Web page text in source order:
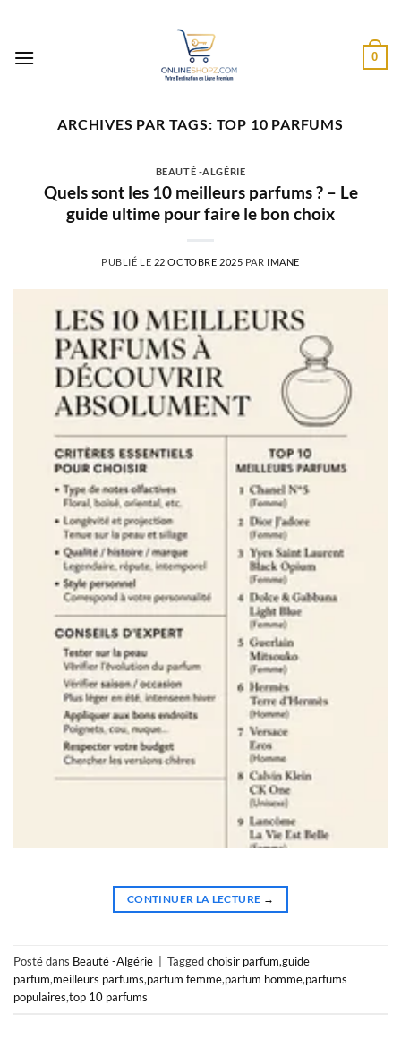
contenu
0
ARCHIVES PAR TAGS: TOP 10 PARFUMS
BEAUTÉ -ALGÉRIE
Quels sont les 10 meilleurs parfums ? – Le
guide ultime pour faire le bon choix
PUBLIÉ LE 22 OCTOBRE 2025 PAR IMANE
CONTINUER LA LECTURE →
Posté dans Beauté -Algérie Taggedchoisir parfum,guide
parfum,meilleurs parfums,parfum femme,parfum homme,parfums
populaires,top 10 parfums